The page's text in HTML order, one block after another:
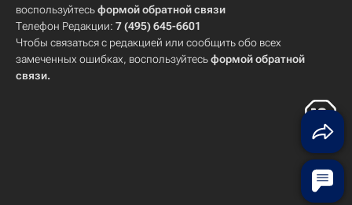
воспользуйтесьформой обратной связи
Телефон Редакции: 7 (495) 645-6601
Чтобы связаться с редакцией или сообщить обо всех
замеченных ошибках, воспользуйтесьформой обратной
связи.